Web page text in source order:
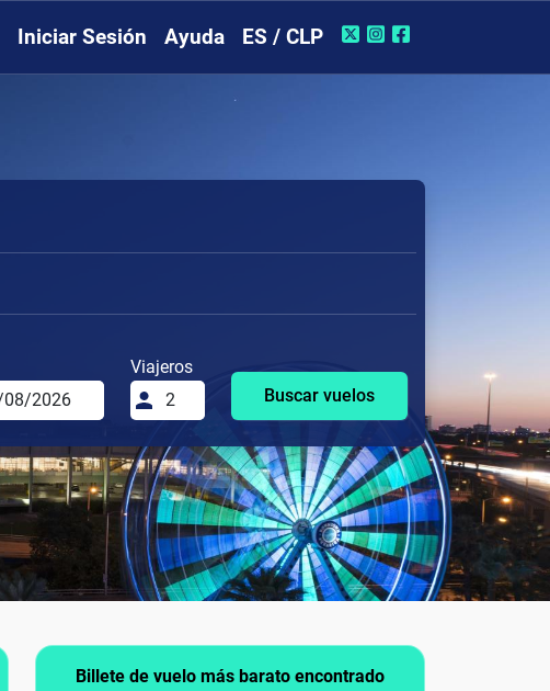
Iniciar Sesión Ayuda ES / CLP
Viajeros
Buscar vuelos
Billete de vuelo más barato encontrado